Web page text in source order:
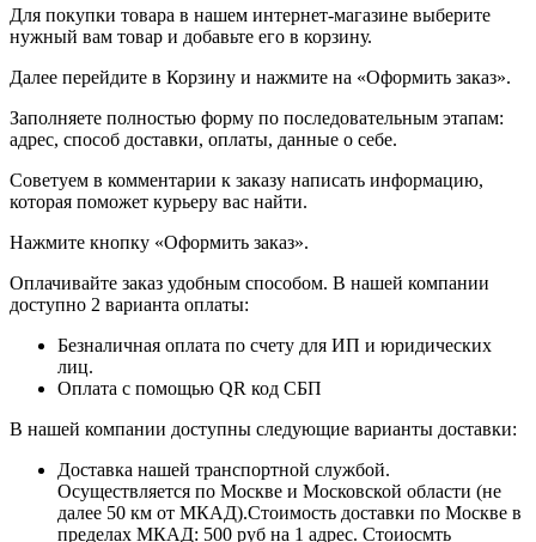
Для покупки товара в нашем интернет-магазине выберите
нужный вам товар и добавьте его в корзину.
Далее перейдите в Корзину и нажмите на «Оформить заказ».
​​​​​​​Заполняете полностью форму по последовательным этапам:
адрес, способ доставки, оплаты, данные о себе.
​​​​​​​Советуем в комментарии к заказу написать информацию,
которая поможет курьеру вас найти.
​​​​​​​Нажмите кнопку «Оформить заказ».
Оплачивайте заказ удобным способом. В нашей компании
доступно 2 варианта оплаты:
Безналичная оплата по счету для ИП и юридических
лиц.
Оплата с помощью QR код СБП
В нашей компании доступны следующие варианты доставки:
Доставка нашей транспортной службой.
Осуществляется по Москве и Московской области (не
далее 50 км от МКАД).Стоимость доставки по Москве в
пределах МКАД: 500 руб на 1 адрес. Стоиосмть